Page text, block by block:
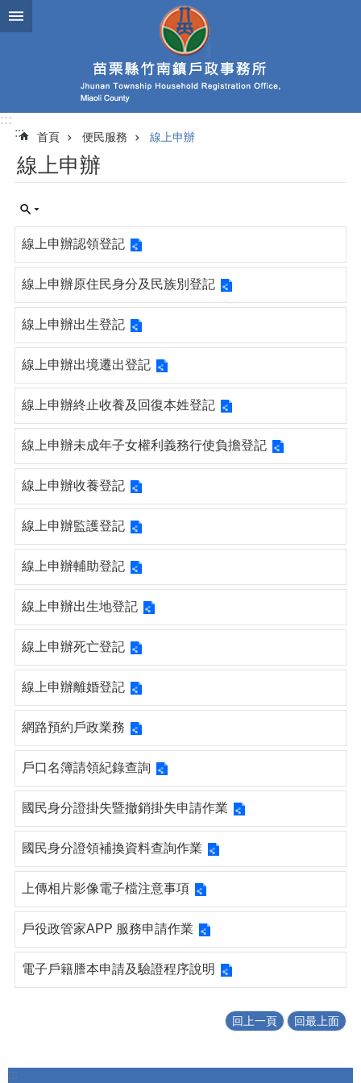
跳到主要內容區塊
:::
:::
首頁 便民服務 線上申辦
線上申辦
線上申辦認領登記
線上申辦原住民身分及民族別登記
線上申辦出生登記
線上申辦出境遷出登記
線上申辦終止收養及回復本姓登記
線上申辦未成年子女權利義務行使負擔登記
線上申辦收養登記
線上申辦監護登記
線上申辦輔助登記
線上申辦出生地登記
線上申辦死亡登記
線上申辦離婚登記
網路預約戶政業務
戶口名簿請領紀錄查詢
國民身分證掛失暨撤銷掛失申請作業
國民身分證領補換資料查詢作業
上傳相片影像電子檔注意事項
戶役政管家APP 服務申請作業
電子戶籍謄本申請及驗證程序說明
回上一頁 回最上面
:::